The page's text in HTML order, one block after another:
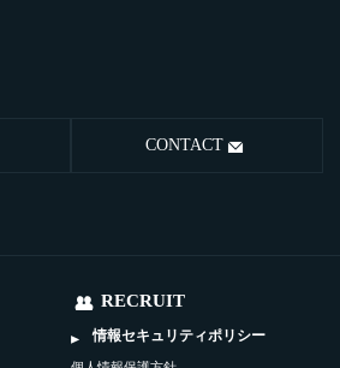
CONTACT
RECRUIT
情報セキュリティポリシー